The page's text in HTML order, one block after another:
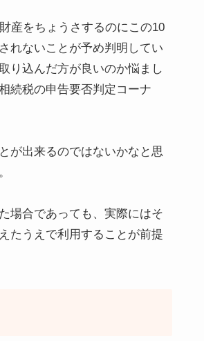
産をちょうさするのにこの10
れないことが予め判明してい
り込んだ方が良いのか悩まし
続税の申告要否判定コーナ
が出来るのではないかなと思
場合であっても、実際にはそ
たうえで利用することが前提